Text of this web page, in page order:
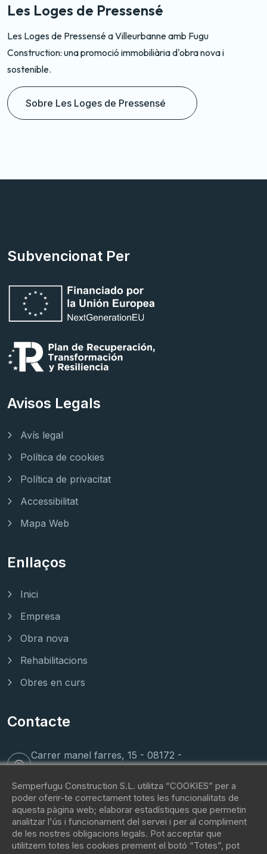
L’Octave - Chasselay
Descobreix L'Octave - Chasselay amb Fugu
exclusiu projecte residencial de la promotora
Fugu.
Sobre L’Octave - Chasselay
Subvencionat Per
Avisos Legals
Avís legal
Política de cookies
Política de privacitat
Accessibilitat
Mapa Web
Enllaços
Inici
Empresa
Obra nova
Rehabilitacions
Obres en curs
Contacte
Carrer manel farres, 15 - 08172 -
(+34) 62 088 81 42
contacto@fugu.immo
Semperfugu Construction S.L. utilitza “COOKIES” per a
poder oferir-te correctament totes les funcionalitats de
aquesta pàgina web; elaborar estadístiques que permetin
analitzar l'ús i funcionament del servei i per al compliment
de les nostres obligacions legals. Pot acceptar que
utilitzem totes les cookies prement el botó “Totes”, pot